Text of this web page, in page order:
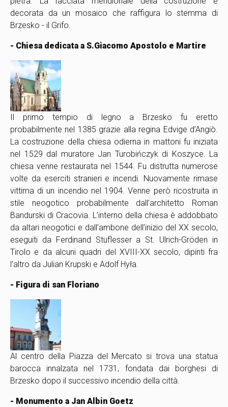
decorata da un mosaico che raffigura lo stemma di
Brzesko - il Grifo.
- Chiesa dedicata a S.Giacomo Apostolo e Martire
Il primo tempio di legno a Brzesko fu eretto
probabilmente nel 1385 grazie alla regina Edvige d’Angiò.
La costruzione della chiesa odierna in mattoni fu iniziata
nel 1529 dal muratore Jan Turobińczyk di Koszyce. La
chiesa venne restaurata nel 1544. Fu distrutta numerose
volte da eserciti stranieri e incendi. Nuovamente rimase
vittima di un incendio nel 1904. Venne però ricostruita in
stile neogotico probabilmente dall’architetto Roman
Bandurski di Cracovia. L’interno della chiesa è addobbato
da altari neogotici e dall’ambone dell’inizio del XX secolo,
eseguiti da Ferdinand Stuflesser a St. Ulrich-Gröden in
Tirolo e da alcuni quadri del XVIII-XX secolo, dipinti fra
l’altro da Julian Krupski e Adolf Hyła.
- Figura di san Floriano
Al centro della Piazza del Mercato si trova una statua
barocca innalzata nel 1731, fondata dai borghesi di
Brzesko dopo il successivo incendio della città.
- Monumento a Jan Albin Goetz